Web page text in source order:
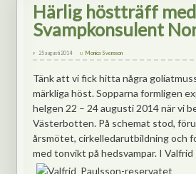
Härlig höstträff med
Svampkonsulent
25 augusti 2014 Monica Svensson
Tänk att vi fick hitta några
märkliga höst. Sopparna formligen
helgen 22 – 24 augusti 2014 när vi
Västerbotten. På schemat stod,
årsmötet, cirkelledarutbildning och
med tonvikt på hedsvampar. I Valfrid